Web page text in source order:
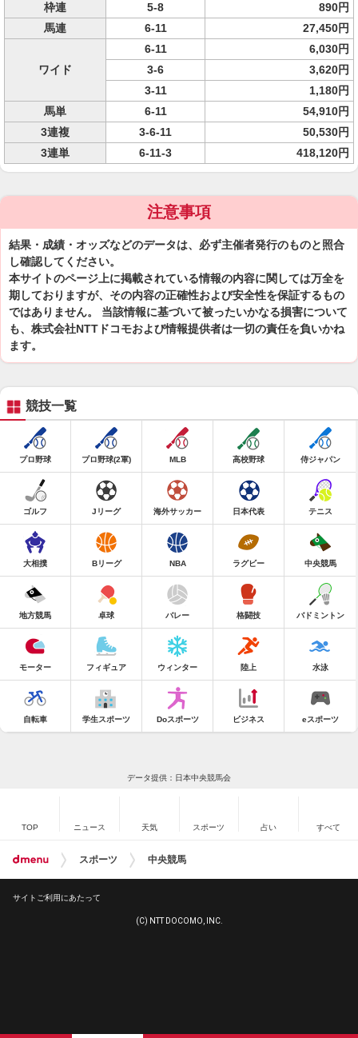
枠連
5-8
890円
馬連
6-11 27,450円
ワイド
6-11
6,030円
3-6
3,620円
3-11
1,180円
馬単
6-11
54,910円
3連複
3-6-11
50,530円
3連単
6-11-3 418,120円
注意事項
結果・成績・オッズなどのデータは、必ず主催者発行のものと照合
し確認してください。
本サイトのページ上に掲載されている情報の内容に関しては万全を
期しておりますが、その内容の正確性および安全性を保証するもの
ではありません。 当該情報に基づいて被ったいかなる損害について
も、株式会社NTTドコモおよび情報提供者は一切の責任を負いかね
ます。
競技一覧
プロ野球 プロ野球(2軍) MLB 高校野球 侍ジャパン
ゴルフ Jリーグ 海外サッカー 日本代表 テニス
大相撲 Bリーグ NBA ラグビー 中央競馬
地方競馬 卓球 バレー 格闘技 バドミントン
モーター フィギュア ウィンター 陸上 水泳
自転車 学生スポーツ Doスポーツ ビジネス eスポーツ
データ提供：日本中央競馬会
TOP ニュース 天気 スポーツ 占い すべて
スポーツ 中央競馬
サイトご利用にあたって
(C) NTT DOCOMO, INC.